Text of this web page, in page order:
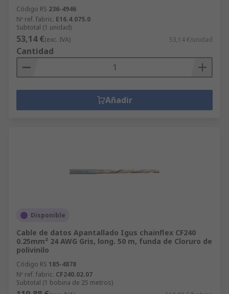
Código RS 236-4946
Nº ref. fabric. E16.4.075.0
Subtotal (1 unidad)
53,14 €(exc. IVA) 53,14 €/unidad
Cantidad
Añadir
Disponible
Cable de datos Apantallado Igus chainflex CF240
0.25mm² 24 AWG Gris, long. 50 m, funda de Cloruro de
polivinilo
Código RS 185-4878
Nº ref. fabric. CF240.02.07
Subtotal (1 bobina de 25 metros)